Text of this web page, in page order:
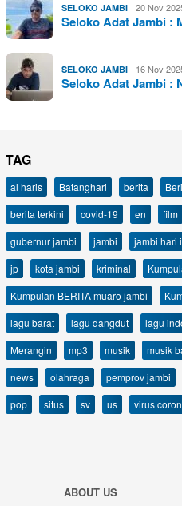
SELOKO JAMBI 20 Nov
Seloko Adat Jambi :
SELOKO JAMBI 16 Nov
Seloko Adat Jambi :
TAG
al haris Batanghari berita
berita terkini
covid-19 en film
gubernur jambi
jambi jambi hari
jp
kota jambi kriminal
Kumpulan BERITA muaro jambi
lagu barat
lagu dangdut lagu
Merangin
mp3 musik musik
news
olahraga pemprov jambi
pop
situs sv us virus
ABOUT US